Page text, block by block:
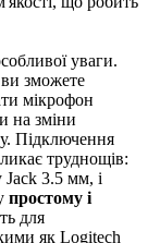
уваги.
зможете
мікрофон
на зміни
Підключення
труднощів:
Jack 3.5 мм, і
простому і
для
як Logitech